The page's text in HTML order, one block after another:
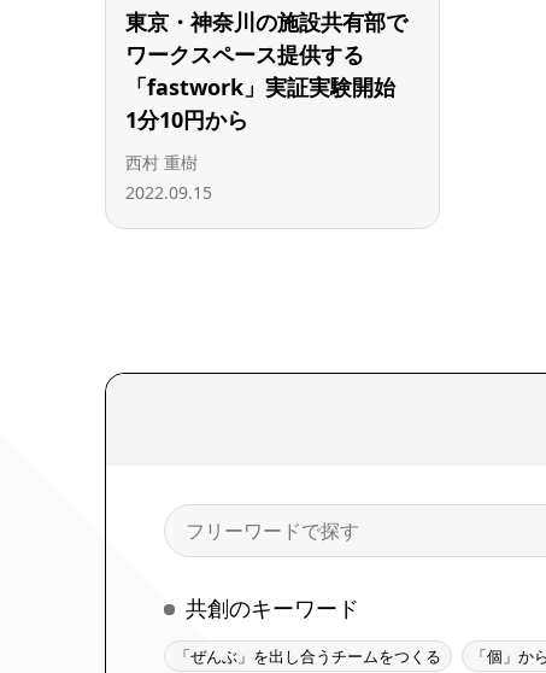
東京・神奈川の施設共有部で
ワークスペース提供する
「fastwork」実証実験開始
1分10円から
西村 重樹
2022.09.15
検
索
共創のキーワード
「ぜんぶ」を出し合うチームをつくる 「個」か